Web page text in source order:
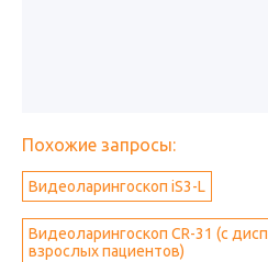
Похожие запросы:
Видеоларингоскоп iS3-L
Видеоларингоскоп CR-31 (с
взрослых пациентов)